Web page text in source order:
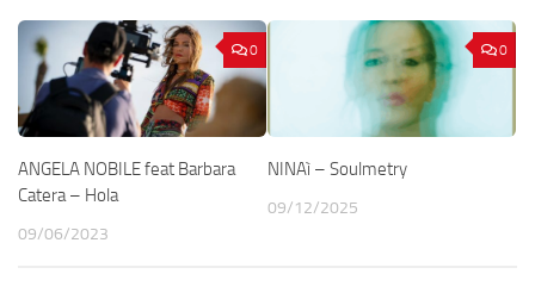
0
ANGELA NOBILE feat Barbara
Catera – Hola
09/06/2023
0
NINAì – Soulmetry
09/12/2025